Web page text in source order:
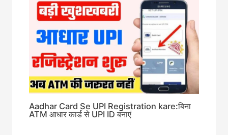
Aadhar Card Se UPI Registration kare:बिना
ATM आधार कार्ड से UPI ID बनाएं